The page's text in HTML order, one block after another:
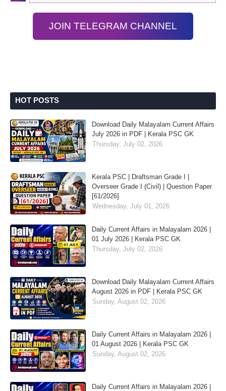
JOIN TELEGRAM CHANNEL
HOT POSTS
Download Daily Malayalam Current Affairs
July 2026 in PDF | Kerala PSC GK
Thursday, July 02, 2026
Kerala PSC | Draftsman Grade I |
Overseer Grade I (Civil) | Question Paper
[61/2026]
Wednesday, July 01, 2026
Daily Current Affairs in Malayalam 2026 |
01 July 2026 | Kerala PSC GK
Thursday, July 02, 2026
Download Daily Malayalam Current Affairs
August 2026 in PDF | Kerala PSC GK
Sunday, August 02, 2026
Daily Current Affairs in Malayalam 2026 |
01 August 2026 | Kerala PSC GK
Sunday, August 02, 2026
Daily Current Affairs in Malayalam 2026 |